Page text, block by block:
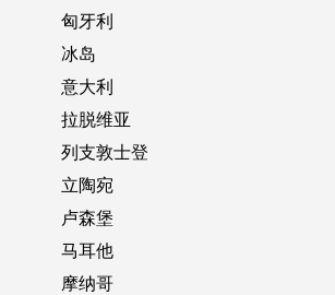
匈牙利
冰岛
意大利
拉脱维亚
列支敦士登
立陶宛
卢森堡
马耳他
摩纳哥